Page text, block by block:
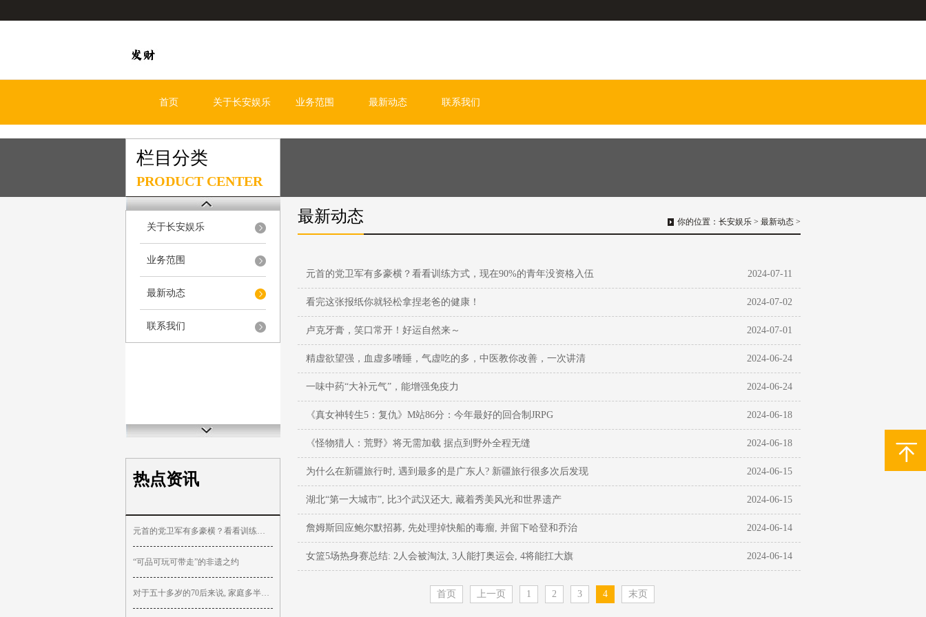
首页 关于长安娱乐 业务范围 最新动态 联系我们
栏目分类
PRODUCT CENTER
关于长安娱乐
业务范围
最新动态
联系我们
热点资讯
元首的党卫军有多豪横？看看训练方式，现在90%的青年没资格入伍
“可品可玩可带走”的非遗之约
对于五十多岁的70后来说, 家庭多半会出现, 以下几种情况
最新动态 你的位置： 长安娱乐 > 最新动态 >
元首的党卫军有多豪横？看看训练方式，现在90%的青年没资格入伍 2024-07-11
看完这张报纸你就轻松拿捏老爸的健康！ 2024-07-02
卢克牙膏，笑口常开！好运自然来～ 2024-07-01
精虚欲望强，血虚多嗜睡，气虚吃的多，中医教你改善，一次讲清 2024-06-24
一味中药“大补元气”，能增强免疫力 2024-06-24
《真女神转生5：复仇》M站86分：今年最好的回合制JRPG 2024-06-18
《怪物猎人：荒野》将无需加载 据点到野外全程无缝 2024-06-18
为什么在新疆旅行时, 遇到最多的是广东人? 新疆旅行很多次后发现 2024-06-15
湖北“第一大城市”, 比3个武汉还大, 藏着秀美风光和世界遗产 2024-06-15
詹姆斯回应鲍尔默招募, 先处理掉快船的毒瘤, 并留下哈登和乔治 2024-06-14
女篮5场热身赛总结: 2人会被淘汰, 3人能打奥运会, 4将能扛大旗 2024-06-14
首页 上一页 1 2 3 4 末页